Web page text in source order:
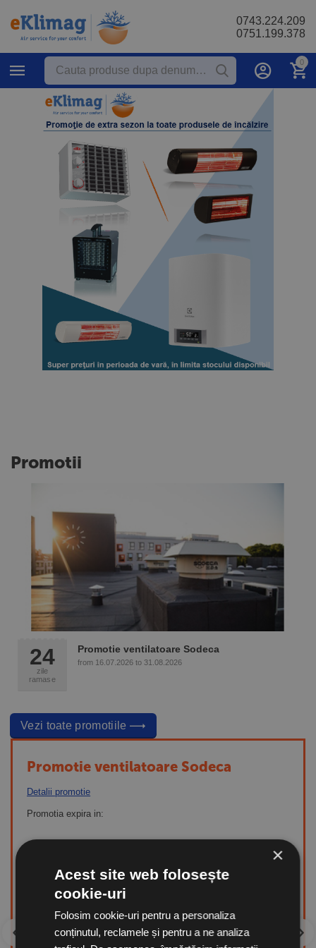
0743.224.209
0751.199.378
0
Promotii
24
zile
ramase
Promotie ventilatoare Sodeca
from 16.07.2026 to 31.08.2026
Vezi toate promotiile
Promotie ventilatoare Sodeca
Detalii promotie
Promotia expira in:
CA/LINE-10-3V, debit maxim
260 mc/h pentru tubulatura
circulara, Sodeca Spania
644.12Lei
×
Acest site web folosește
cookie-uri
Folosim cookie-uri pentru a personaliza
conținutul, reclamele și pentru a ne analiza